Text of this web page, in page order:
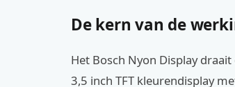
De kern van de
Het Bosch Nyon Display
3,5 inch TFT kleurendisplay